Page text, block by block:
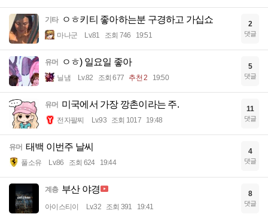
기타 ㅇㅎ키티 좋아하는분 구경하고 가십쇼
마나군 Lv.81 조회 746 19:51
2
댓글
유머 ㅇㅎ) 일요일 좋아
닐냄 Lv.82 조회 677 추천 2 19:50
5
댓글
유머 미국에서 가장 깡촌이라는 주.
전자팔찌 Lv.93 조회 1017 19:48
11
댓글
유머 태백 이번주 날씨
풀소유 Lv.86 조회 624 19:44
4
댓글
계층 부산 야경
아이스티이 Lv.32 조회 391 19:41
8
댓글